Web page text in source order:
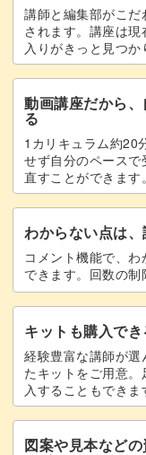
隙間に乳白色と
る
ベースジェルで
ブラウンで模様
引く
ブラックでライ
トップジェルで
未硬化ジェルを
講師と編集部がこ
されます。講座は
入りがきっと見つか
動画講座だから
る
1カリキュラム約20
せず自分のペース
直すことができます。
わからない点は
コメント機能で、
できます。回数の制
キットも購入で
経験豊富な講師が選
たキットをご用意
入することもできま
図案や見本など